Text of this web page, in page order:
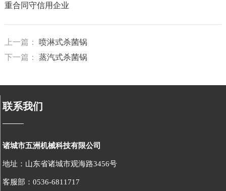
重合同守信用企业
上一篇：
喷淋式杀菌锅
下一篇：
蒸汽式杀菌锅
联系我们
诸城市五洲机械科技有限公司
地址：山东省诸城市观海路3456号
客服部：0536-6811717